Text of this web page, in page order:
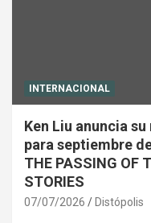
INTERNACIONAL
Ken Liu anuncia
para septiembre
THE PASSING OF
STORIES
07/07/2026 Distópolis